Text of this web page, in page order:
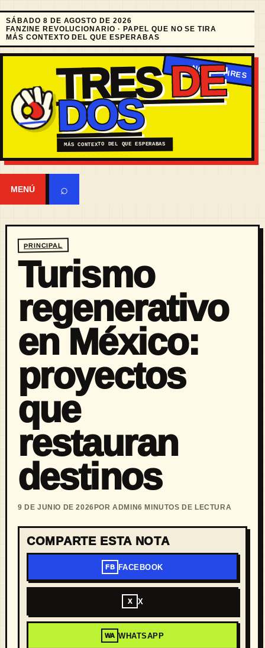
SÁBADO 8 DE AGOSTO DE 2026
FANZINE REVOLUCIONARIO · PAPEL QUE NO SE TIRA
MÁS CONTEXTO DEL QUE ESPERABAS
TRESDE
DOS
MÁS CONTEXTO DEL QUE ESPERABAS
MENÚ ⌕
PRINCIPAL
Turismo
regenerativo
en México:
proyectos
que
restauran
destinos
9 DE JUNIO DE 2026 POR ADMIN6 MINUTOS DE LECTURA
COMPARTE ESTA NOTA
FB FACEBOOK
X X
WA WHATSAPP